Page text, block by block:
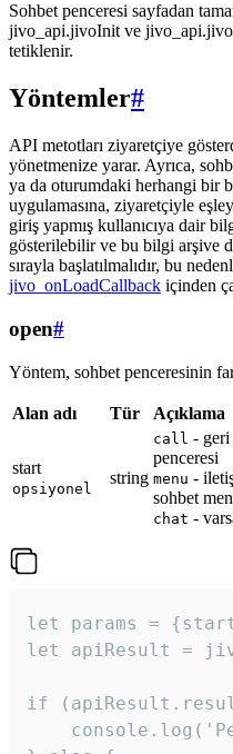
Sohbet penceresi sayfadan
jivo_api.jivoInit ve
tetiklenir.
Yöntemler#
API metotları ziyaretçiye
yönetmenize yarar. Ayrıca,
ya da oturumdaki herhangi bir
uygulamasına, ziyaretçiyle
giriş yapmış kullanıcıya dair
gösterilebilir ve bu bilgi arşive
sırayla başlatılmalıdır, bu
jivo_onLoadCallback içinden
open#
Yöntem, sohbet penceresinin
Alan adı Tür Açıklama
start
opsiyonel
string
call - geri
penceresi
menu -
sohbet
chat -
let params =
let apiResult =
if